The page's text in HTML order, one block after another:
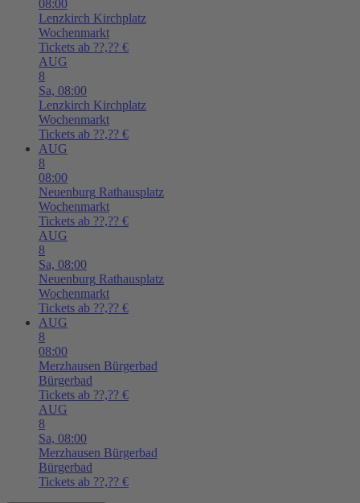
08:00
Lenzkirch Kirchplatz
Wochenmarkt
Tickets ab ??,?? €
AUG
8
Sa, 08:00
Lenzkirch Kirchplatz
Wochenmarkt
Tickets ab ??,?? €
AUG
8
08:00
Neuenburg Rathausplatz
Wochenmarkt
Tickets ab ??,?? €
AUG
8
Sa, 08:00
Neuenburg Rathausplatz
Wochenmarkt
Tickets ab ??,?? €
AUG
8
08:00
Merzhausen Bürgerbad
Bürgerbad
Tickets ab ??,?? €
AUG
8
Sa, 08:00
Merzhausen Bürgerbad
Bürgerbad
Tickets ab ??,?? €